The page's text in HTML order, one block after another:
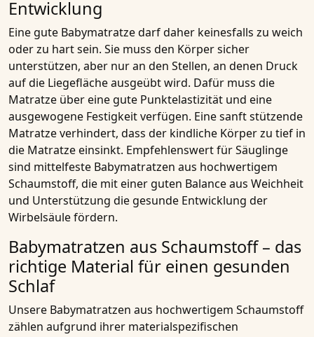
Entwicklung
Eine gute Babymatratze darf daher keinesfalls zu weich
oder zu hart sein. Sie muss den Körper sicher
unterstützen, aber nur an den Stellen, an denen Druck
auf die Liegefläche ausgeübt wird. Dafür muss die
Matratze über eine gute Punktelastizität und eine
ausgewogene Festigkeit verfügen. Eine sanft stützende
Matratze verhindert, dass der kindliche Körper zu tief in
die Matratze einsinkt. Empfehlenswert für Säuglinge
sind mittelfeste Babymatratzen aus hochwertigem
Schaumstoff, die mit einer guten Balance aus Weichheit
und Unterstützung die gesunde Entwicklung der
Wirbelsäule fördern.
Babymatratzen aus Schaumstoff – das
richtige Material für einen gesunden
Schlaf
Unsere Babymatratzen aus hochwertigem Schaumstoff
zählen aufgrund ihrer materialspezifischen